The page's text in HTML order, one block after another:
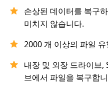
손상된 데이터를 복구
미치지 않습니다.
2000 개 이상의 파일
내장 및 외장 드라이브,
브에서 파일을 복구합